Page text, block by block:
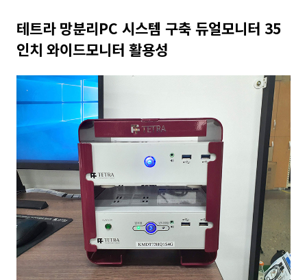
테트라 망분리PC 시스템 구축 듀얼모니터 35
인치 와이드모니터 활용성